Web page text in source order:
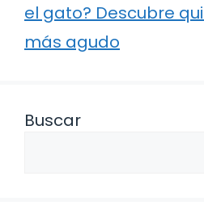
el gato? Descubre
más agudo
Buscar